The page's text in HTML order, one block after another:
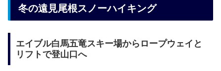
冬の遠見尾根スノーハイキング
エイブル白馬五竜スキー場からロープウェイと
リフトで登山口へ